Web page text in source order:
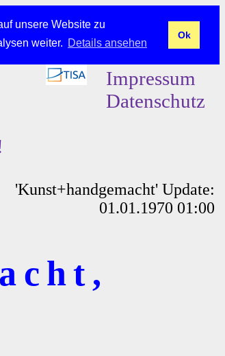
unsere Website zu
weiter. Details ansehen
Ok
Impressum
Datenschutz
'Kunst+handgemacht' Update:
01.01.1970 01:00